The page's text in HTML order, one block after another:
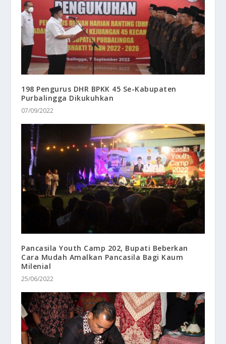
198 Pengurus DHR BPKK 45 Se-Kabupaten
Purbalingga Dikukuhkan
07/09/2022
Pancasila Youth Camp 202, Bupati Beberkan
Cara Mudah Amalkan Pancasila Bagi Kaum
Milenial
25/06/2022